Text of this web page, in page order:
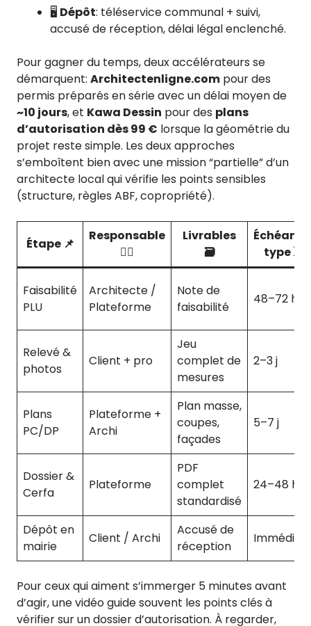
🖥️ Dépôt: téléservice communal + suivi,
accusé de réception, délai légal enclenché.
Pour gagner du temps, deux accélérateurs se
démarquent: Architectenligne.com pour des
permis préparés en série avec un délai moyen de
~10 jours, et Kawa Dessin pour des plans
d’autorisation dès 99 € lorsque la géométrie du
projet reste simple. Les deux approches
s’emboîtent bien avec une mission “partielle” d’un
architecte local qui vérifie les points sensibles
(structure, règles ABF, copropriété).
Étape 📌
Responsable
👷‍♀️
Livrables
🗃️
Échéance
type ⏳
Faisabilité
PLU
Architecte /
Plateforme
Note de
faisabilité
48–72 h
Relevé &
photos
Client + pro
Jeu
complet de
mesures
2–3 j
Plans
PC/DP
Plateforme +
Archi
Plan masse,
coupes,
façades
5–7 j
Dossier &
Cerfa
Plateforme
PDF
complet
standardisé
24–48 h
Dépôt en
mairie
Client / Archi
Accusé de
réception
Immédiat
Pour ceux qui aiment s’immerger 5 minutes avant
d’agir, une vidéo guide souvent les points clés à
vérifier sur un dossier d’autorisation. À regarder,